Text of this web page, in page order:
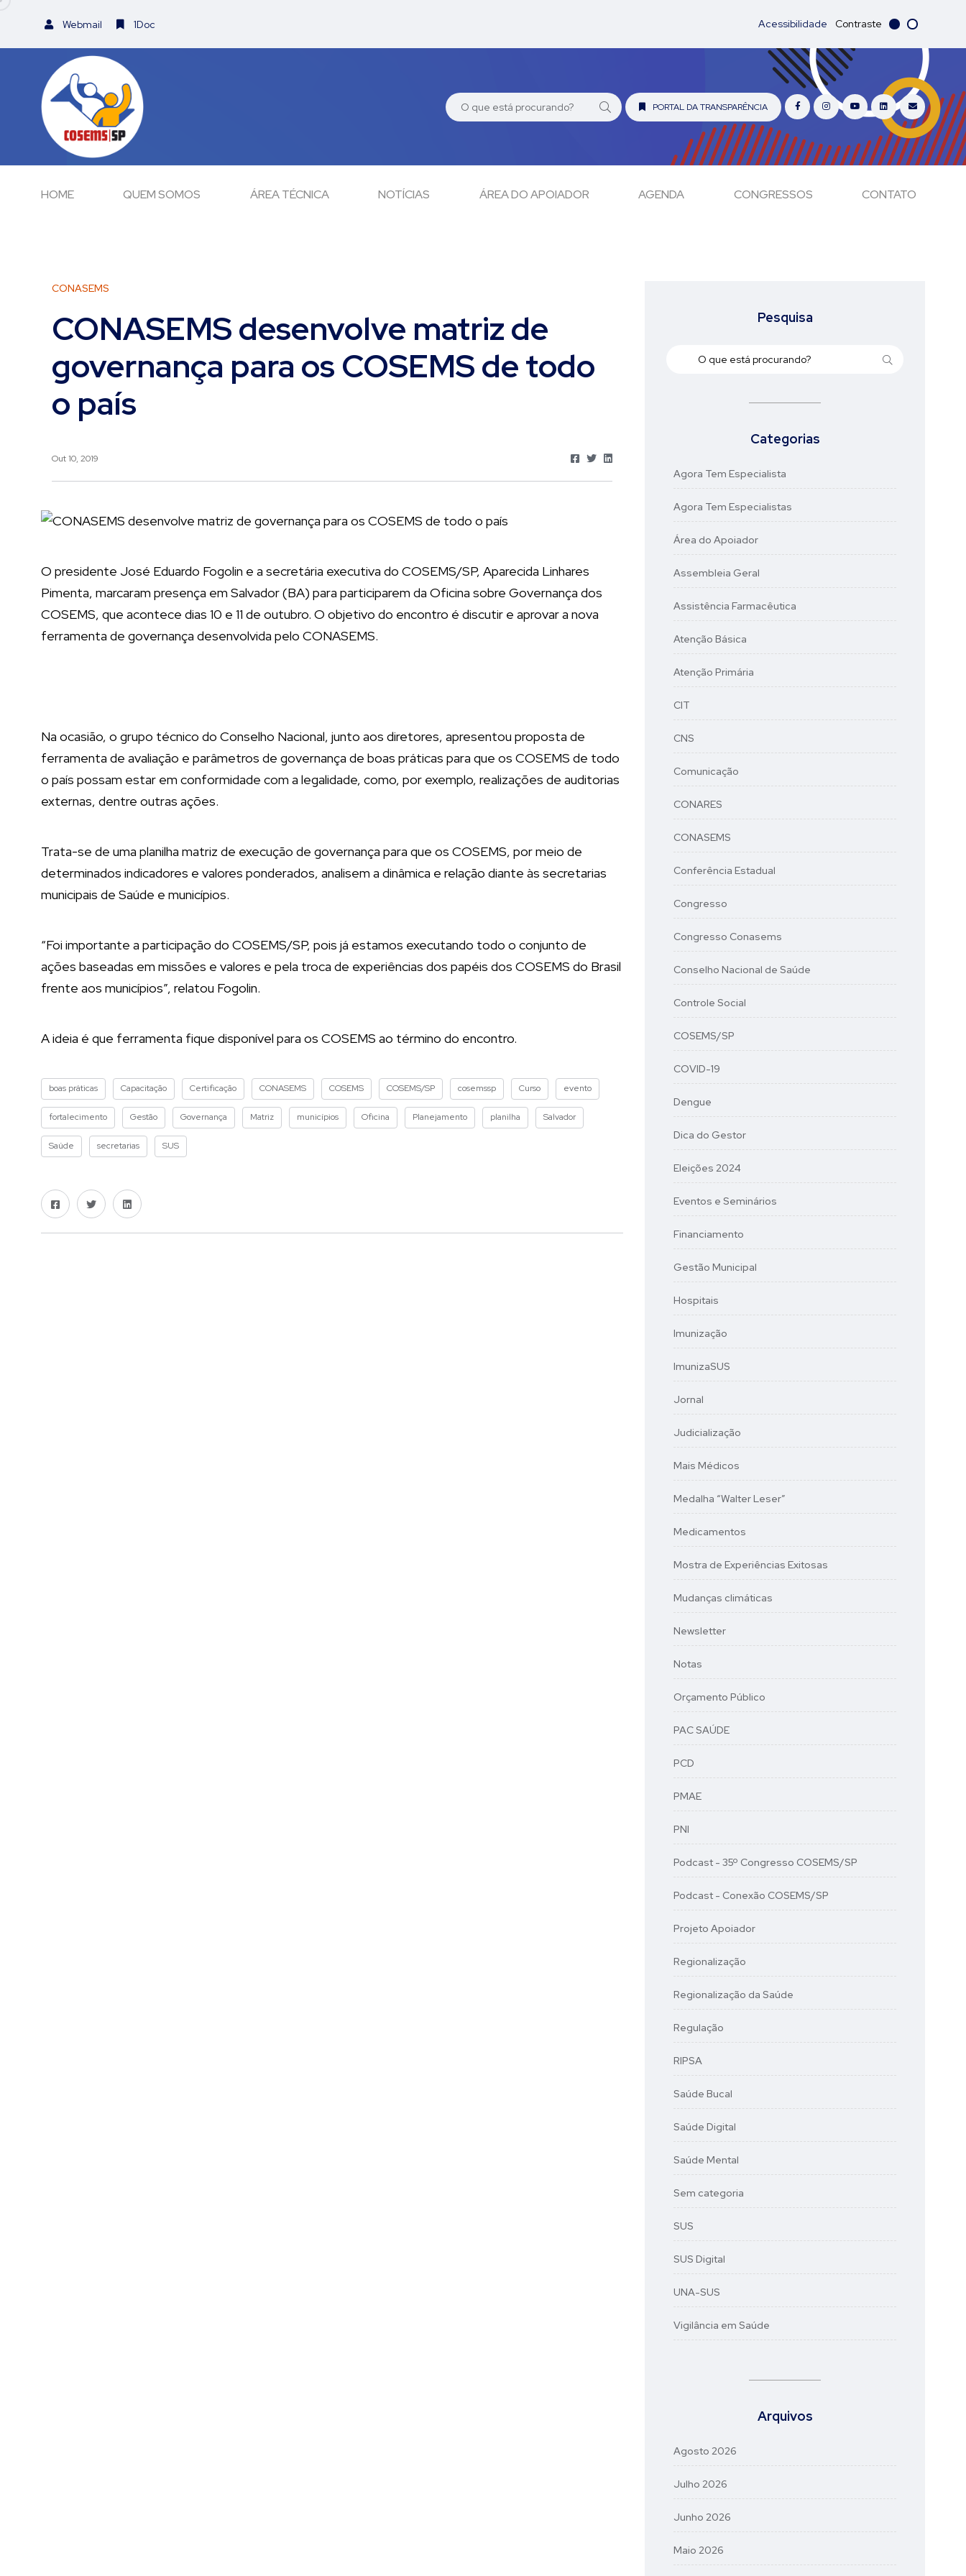
Webmail 1Doc Acessibilidade Contraste
PORTAL DA TRANSPARÊNCIA
HOME QUEM SOMOS ÁREA TÉCNICA NOTÍCIAS ÁREA DO APOIADOR AGENDA CONGRESSOS CONTATO
CONASEMS
CONASEMS desenvolve matriz de
governança para os COSEMS de todo
o país
Out 10, 2019
O presidente José Eduardo Fogolin e a secretária executiva do COSEMS/SP, Aparecida Linhares
Pimenta, marcaram presença em Salvador (BA) para participarem da Oficina sobre Governança dos
COSEMS, que acontece dias 10 e 11 de outubro. O objetivo do encontro é discutir e aprovar a nova
ferramenta de governança desenvolvida pelo CONASEMS.
Na ocasião, o grupo técnico do Conselho Nacional, junto aos diretores, apresentou proposta de
ferramenta de avaliação e parâmetros de governança de boas práticas para que os COSEMS de todo
o país possam estar em conformidade com a legalidade, como, por exemplo, realizações de auditorias
externas, dentre outras ações.
Trata-se de uma planilha matriz de execução de governança para que os COSEMS, por meio de
determinados indicadores e valores ponderados, analisem a dinâmica e relação diante às secretarias
municipais de Saúde e municípios.
“Foi importante a participação do COSEMS/SP, pois já estamos executando todo o conjunto de
ações baseadas em missões e valores e pela troca de experiências dos papéis dos COSEMS do Brasil
frente aos municípios”, relatou Fogolin.
A ideia é que ferramenta fique disponível para os COSEMS ao término do encontro.
boas práticas Capacitação Certificação CONASEMS COSEMS COSEMS/SP cosemssp Curso evento
fortalecimento Gestão Governança Matriz municípios Oficina Planejamento planilha Salvador
Saúde secretarias SUS
Pesquisa
Categorias
Agora Tem Especialista
Agora Tem Especialistas
Área do Apoiador
Assembleia Geral
Assistência Farmacêutica
Atenção Básica
Atenção Primária
CIT
CNS
Comunicação
CONARES
CONASEMS
Conferência Estadual
Congresso
Congresso Conasems
Conselho Nacional de Saúde
Controle Social
COSEMS/SP
COVID-19
Dengue
Dica do Gestor
Eleições 2024
Eventos e Seminários
Financiamento
Gestão Municipal
Hospitais
Imunização
ImunizaSUS
Jornal
Judicialização
Mais Médicos
Medalha “Walter Leser”
Medicamentos
Mostra de Experiências Exitosas
Mudanças climáticas
Newsletter
Notas
Orçamento Público
PAC SAÚDE
PCD
PMAE
PNI
Podcast - 35º Congresso COSEMS/SP
Podcast - Conexão COSEMS/SP
Projeto Apoiador
Regionalização
Regionalização da Saúde
Regulação
RIPSA
Saúde Bucal
Saúde Digital
Saúde Mental
Sem categoria
SUS
SUS Digital
UNA-SUS
Vigilância em Saúde
Arquivos
Agosto 2026
Julho 2026
Junho 2026
Maio 2026